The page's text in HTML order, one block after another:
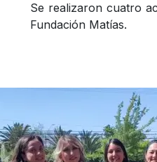
Se realizaron cuatro
Fundación Matías.